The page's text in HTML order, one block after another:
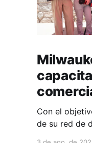
Con el
de su red de